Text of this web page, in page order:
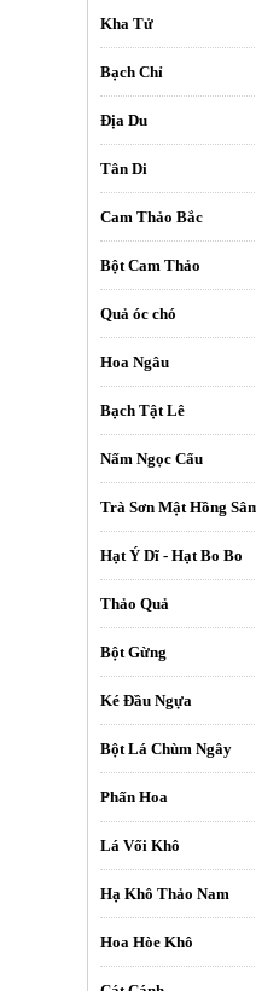
Kha Tử
Bạch Chỉ
Địa Du
Tân Di
Cam Thảo Bắc
Bột Cam Thảo
Quả óc chó
Hoa Ngâu
Bạch Tật Lê
Nấm Ngọc Cẩu
Trà Sơn Mật Hồng
Hạt Ý Dĩ - Hạt Bo Bo
Thảo Quả
Bột Gừng
Ké Đầu Ngựa
Bột Lá Chùm Ngây
Phấn Hoa
Lá Vối Khô
Hạ Khô Thảo Nam
Hoa Hòe Khô